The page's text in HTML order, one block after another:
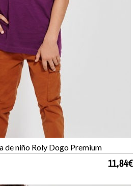
de niño Roly Dogo Premium
11,84€